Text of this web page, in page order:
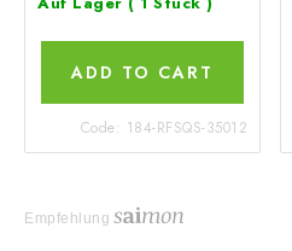
ADD TO CART
Code: 184-RFSQS-35012
Empfehlung